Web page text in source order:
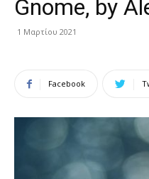
Gnome, by
1 Μαρτίου 2021
Facebook